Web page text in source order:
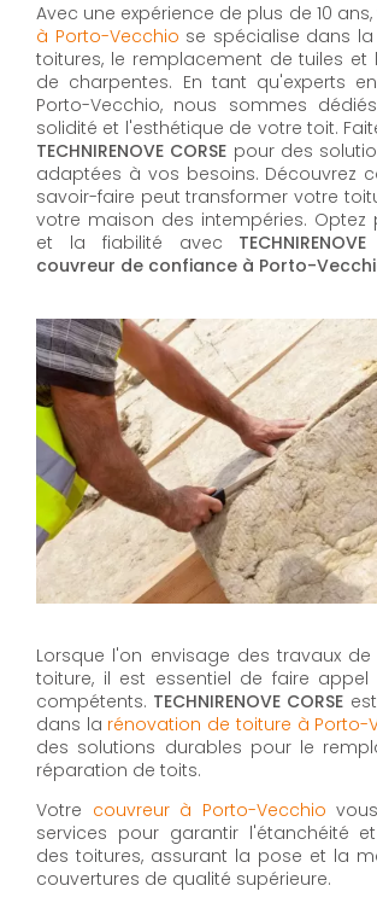
Avec une expérience de plus de 10
à Porto-Vecchio se spécialise dans
toitures, le remplacement de tuiles et
de charpentes. En tant qu'experts
Porto-Vecchio, nous sommes
solidité et l'esthétique de votre toit.
TECHNIRENOVE CORSE pour des
adaptées à vos besoins. Découvrez
savoir-faire peut transformer votre
votre maison des intempéries. Optez
et la fiabilité avec
couvreur de confiance à Porto-
Lorsque l'on envisage des travaux
toiture, il est essentiel de faire
compétents. TECHNIRENOVE CORSE
dans la rénovation de toiture à Porto-
des solutions durables pour le
réparation de toits.
Votre couvreur à Porto-Vecchio
services pour garantir l'étanchéité
des toitures, assurant la pose et la
couvertures de qualité supérieure.